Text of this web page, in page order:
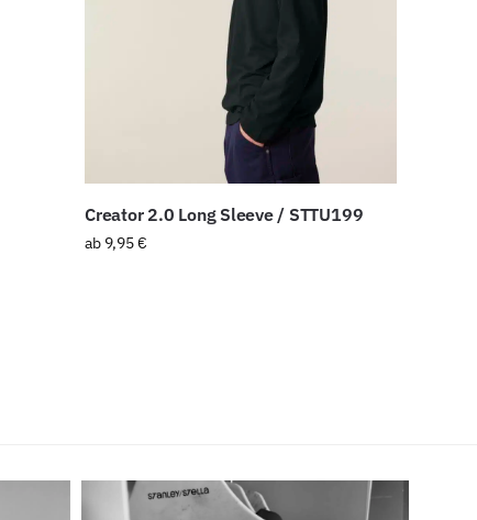
Creator 2.0 Long Sleeve / STTU199
ab 9,95€